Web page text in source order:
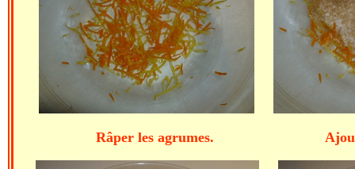
Râper les agrumes. Ajouter